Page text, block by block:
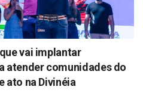
vai implantar
atender comunidades do
ato na Divinéia